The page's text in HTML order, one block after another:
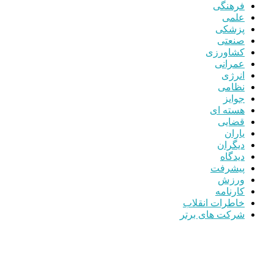
فرهنگی
علمی
پزشکی
صنعتی
کشاورزی
عمرانی
انرژی
نظامی
جوایز
هسته ای
قضایی
یاران
دیگران
دیدگاه
پیشرفت
ورزش
کارنامه
خاطرات انقلاب
شرکت های برتر